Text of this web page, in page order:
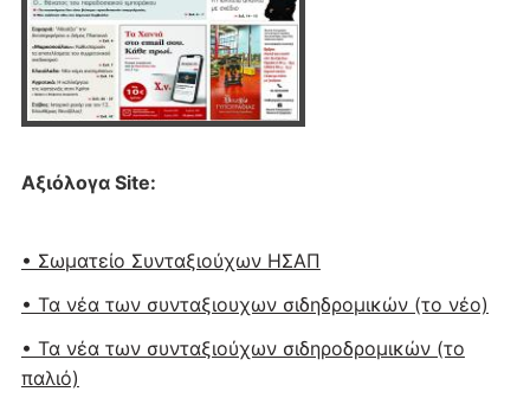
Αξιόλογα Site:
• Σωματείο Συνταξιούχων ΗΣΑΠ
• Τα νέα των συνταξιουχων σιδηδρομικών (το νέο)
• Τα νέα των συνταξιούχων σιδηροδρομικών (το
παλιό)